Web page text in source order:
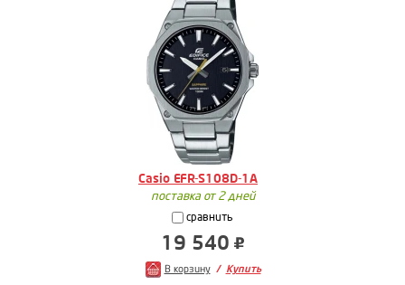
Casio EFR-S108D-1A
поставка от 2 дней
сравнить
19 540
В корзину Купить